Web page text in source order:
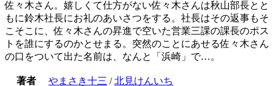
佐々木さん。嬉しくて仕方がない佐々木さんは秋山部長とと
もに鈴木社長にお礼のあいさつをする。社長はその返事もそ
こそこに、佐々木さんの昇進で空いた営業三課の課長のポス
トを誰にするのかとせまる。突然のことにあせる佐々木さん
の口をついて出た名前は、なんと「浜崎」で…。
著者 やまさき十三 /北見けんいち